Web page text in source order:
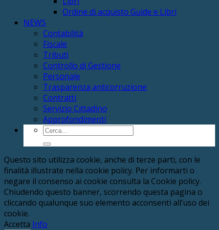
Ordine di acquisto Guide e Libri
NEWS
Contabilità
Fiscale
Tributi
Controllo di Gestione
Personale
Trasparenza anticorruzione
Contratti
Servizio Cittadino
Approfondimenti
Cerca:
Questo sito utilizza cookie, anche di terze parti, con le
finalità illustrate nella cookie policy. Per informarti o
negare il consenso ai cookie consulta la Cookie policy.
Chiudendo questo banner, scorrendo questa pagina o
cliccando qualunque suo elemento acconsenti all’uso dei
cookie.
Accetta Info